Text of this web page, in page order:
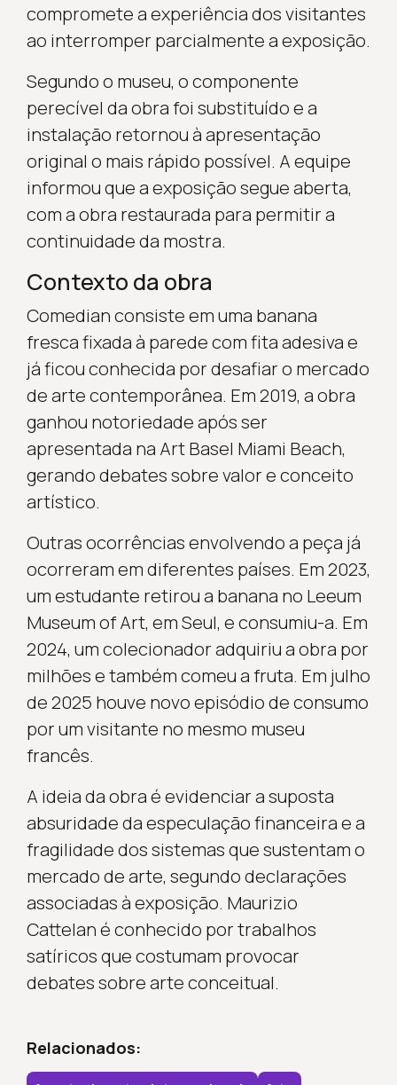
compromete a experiência dos visitantes
ao interromper parcialmente a exposição.
Segundo o museu, o componente
perecível da obra foi substituído e a
instalação retornou à apresentação
original o mais rápido possível. A equipe
informou que a exposição segue aberta,
com a obra restaurada para permitir a
continuidade da mostra.
Contexto da obra
Comedian consiste em uma banana
fresca fixada à parede com fita adesiva e
já ficou conhecida por desafiar o mercado
de arte contemporânea. Em 2019, a obra
ganhou notoriedade após ser
apresentada na Art Basel Miami Beach,
gerando debates sobre valor e conceito
artístico.
Outras ocorrências envolvendo a peça já
ocorreram em diferentes países. Em 2023,
um estudante retirou a banana no Leeum
Museum of Art, em Seul, e consumiu-a. Em
2024, um colecionador adquiriu a obra por
milhões e também comeu a fruta. Em julho
de 2025 houve novo episódio de consumo
por um visitante no mesmo museu
francês.
A ideia da obra é evidenciar a suposta
absuridade da especulação financeira e a
fragilidade dos sistemas que sustentam o
mercado de arte, segundo declarações
associadas à exposição. Maurizio
Cattelan é conhecido por trabalhos
satíricos que costumam provocar
debates sobre arte conceitual.
Relacionados: